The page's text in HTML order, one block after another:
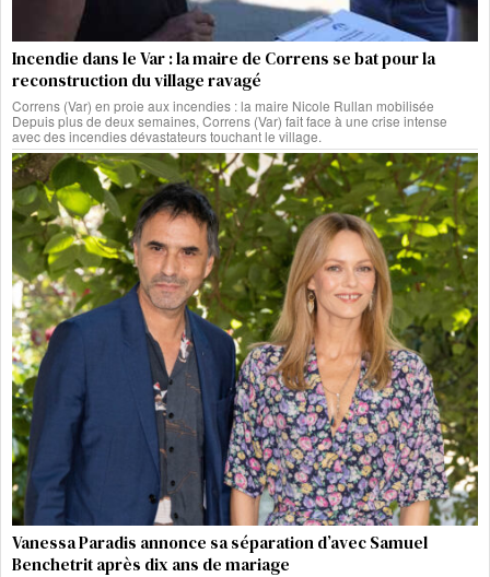
Incendie dans le Var : la maire de Correns se bat pour la
reconstruction du village ravagé
Correns (Var) en proie aux incendies : la maire Nicole Rullan mobilisée
Depuis plus de deux semaines, Correns (Var) fait face à une crise intense
avec des incendies dévastateurs touchant le village.
Vanessa Paradis annonce sa séparation d’avec Samuel
Benchetrit après dix ans de mariage